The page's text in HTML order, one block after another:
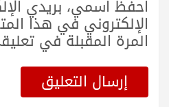
احفظ اسمي، بريدي
الإلكتروني في هذا
المرة المقبلة في